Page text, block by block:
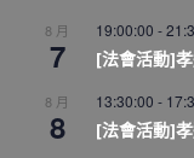
8 月
7
19:00:00 -
[法會活動]
8 月
8
13:30:00 -
[法會活動]